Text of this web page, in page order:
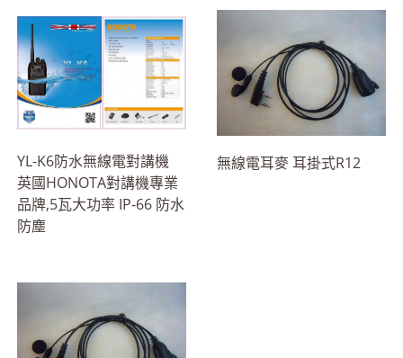
YL-K6防水無線電對講機
英國HONOTA對講機專業
品牌,5瓦大功率 IP-66 防水
防塵
無線電耳麥 耳掛式R12